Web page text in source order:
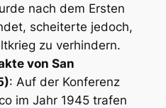
nach dem Ersten
scheiterte jedoch,
zu verhindern.
von San
: Auf der Konferenz
im Jahr 1945 trafen